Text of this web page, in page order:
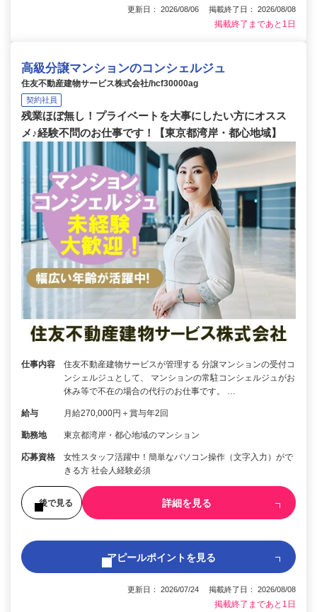
更新日： 2026/08/06 掲載終了日： 2026/08/08
掲載終了まであと1日
高級分譲マンションのコンシェルジュ
住友不動産建物サービス株式会社/hcf30000ag
契約社員
残業ほぼ無し！プライベートを大事にしたい方にオスス
メ♪経験不問のお仕事です！【東京都湾岸・都心地域】
仕事内容
住友不動産建物サービスが管理する 分譲マンションの受付コ
ンシェルジュとして、 マンションの常駐コンシェルジュがお
休み等で不在の場合の代行のお仕事です。 …
給与 月給270,000円＋賞与年2回
勤務地 東京都湾岸・都心地域のマンション
応募資格
女性スタッフ活躍中！簡単なパソコン操作（文字入力）がで
きる方 社会人経験必須
後で見る 詳細を見る
アピールポイントを見る
更新日： 2026/07/24 掲載終了日： 2026/08/08
掲載終了まであと1日